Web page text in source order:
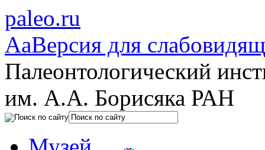
paleo.ru
AaВерсия для
Палеонтологический
им. А.А. Борисяка РАН